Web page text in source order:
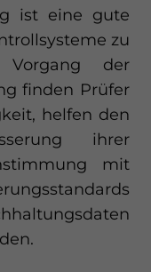
ist eine gute
zu
der
finden Prüfer
helfen den
ihrer
mit